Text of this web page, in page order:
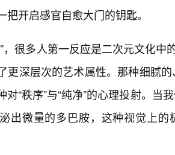
把开启感官自愈大门的钥匙。
，很多人第一反应是二次元文化
更深层次的艺术属性。那种细腻
“秩序”与“纯净”的心理投射。当
出微量的多巴胺，这种视觉上的